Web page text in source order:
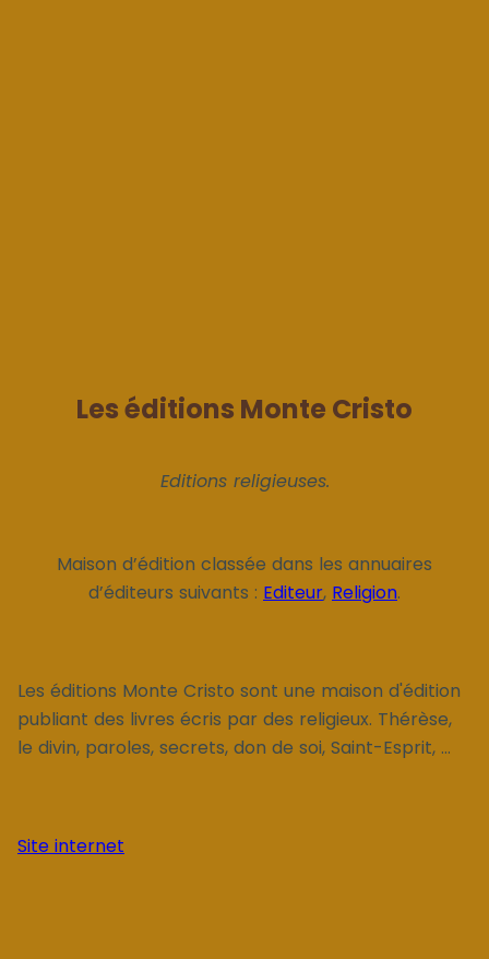
Les éditions Monte Cristo
Editions religieuses.
Maison d’édition classée dans les annuaires
d’éditeurs suivants : Editeur, Religion.
Les éditions Monte Cristo sont une maison d'édition
publiant des livres écris par des religieux. Thérèse,
le divin, paroles, secrets, don de soi, Saint-Esprit, ...
Site internet